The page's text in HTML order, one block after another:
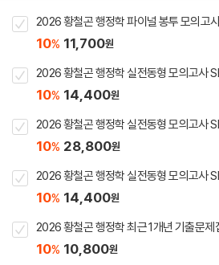
2026 황철곤 행정학 파이널 봉투 모의고
10% 11,700원
2026 황철곤 행정학 실전동형 모의고사
10% 14,400원
2026 황철곤 행정학 실전동형 모의고사
10% 28,800원
2026 황철곤 행정학 실전동형 모의고사
10% 14,400원
2026 황철곤 행정학 최근 1개년 기출문제
10% 10,800원